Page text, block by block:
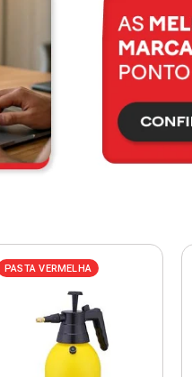
PASTA VERMELHA